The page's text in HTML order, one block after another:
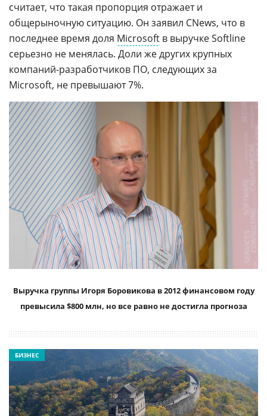
считает, что такая пропорция отражает и
общерыночную ситуацию. Он заявил CNews, что в
последнее время доля Microsoft в выручке Softline
серьезно не менялась. Доли же других крупных
компаний-разработчиков ПО, следующих за
Microsoft, не превышают 7%.
Выручка группы Игоря Боровикова в 2012 финансовом году
превысила $800 млн, но все равно не достигла прогноза
БИЗНЕС